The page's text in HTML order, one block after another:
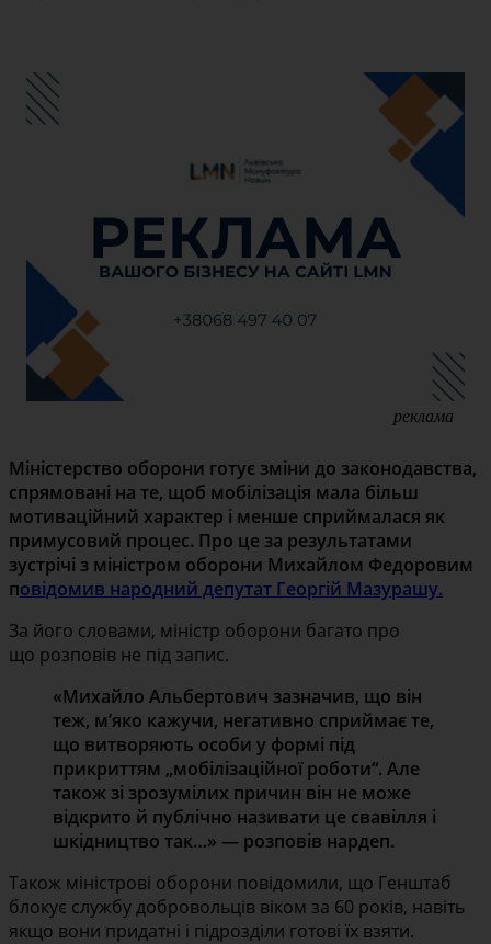
реклама
Міністерство оборони готує зміни до законодавства,
спрямовані на те, щоб мобілізація мала більш
мотиваційний характер і менше сприймалася як
примусовий процес. Про це за результатами
зустрічі з міністром оборони Михайлом Федоровим
повідомив народний депутат Георгій Мазурашу.
За його словами, міністр оборони багато про
що розповів не під запис.
«Михайло Альбертович зазначив, що він
теж, м’яко кажучи, негативно сприймає те,
що витворяють особи у формі під
прикриттям „мобілізаційної роботи“. Але
також зі зрозумілих причин він не може
відкрито й публічно називати це свавілля і
шкідництво так…» — розповів нардеп.
Також міністрові оборони повідомили, що Генштаб
блокує службу добровольців віком за 60 років, навіть
якщо вони придатні і підрозділи готові їх взяти.